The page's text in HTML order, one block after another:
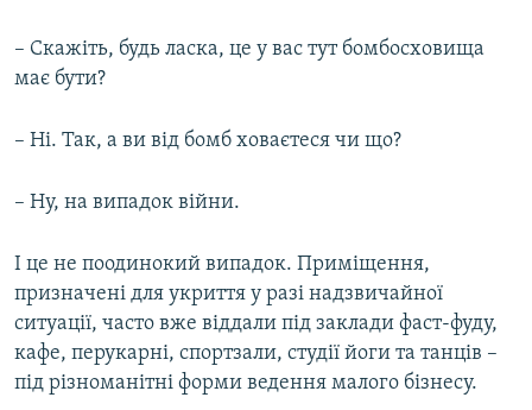
– Скажіть, будь ласка, це у вас тут бомбосховища
має бути?
– Ні. Так, а ви від бомб ховаєтеся чи що?
– Ну, на випадок війни.
І це не поодинокий випадок. Приміщення,
призначені для укриття у разі надзвичайної
ситуації, часто вже віддали під заклади фаст-фуду,
кафе, перукарні, спортзали, студії йоги та танців –
під різноманітні форми ведення малого бізнесу.